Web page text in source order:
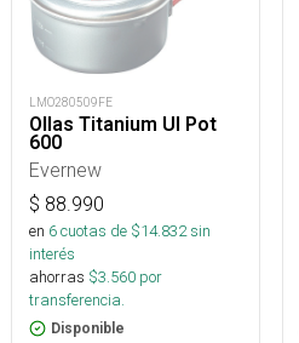
LMO280509FE
Ollas Titanium Ul Pot
600
Evernew
$ 88.990
en 6cuotas de $14.832sin
interés
ahorras $3.560 por
transferencia.
Disponible